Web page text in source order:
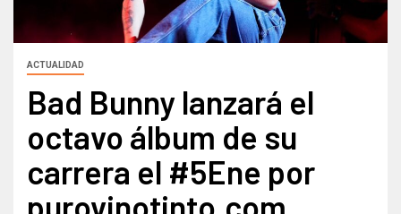
ACTUALIDAD
Bad Bunny lanzará el
octavo álbum de su
carrera el #5Ene por